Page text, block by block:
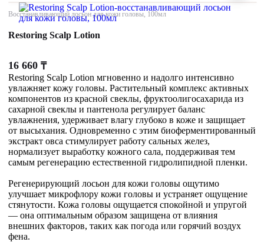
Восстанавливающий лосьон для кожи головы, 100мл
Restoring Scalp Lotion
16 660 ₸
Restoring Scalp Lotion мгновенно и надолго интенсивно
увлажняет кожу головы. Растительный комплекс активных
компонентов из красной свеклы, фруктоолигосахарида из
сахарной свеклы и пантенола регулирует баланс
увлажнения, удерживает влагу глубоко в коже и защищает
от высыхания. Одновременно с этим биоферментированный
экстракт овса стимулирует работу сальных желез,
нормализует выработку кожного сала, поддерживая тем
самым регенерацию естественной гидролипидной пленки.
Регенерирующий лосьон для кожи головы ощутимо
улучшает микрофлору кожи головы и устраняет ощущение
стянутости. Кожа головы ощущается спокойной и упругой
— она оптимальным образом защищена от влияния
внешних факторов, таких как погода или горячий воздух
фена.